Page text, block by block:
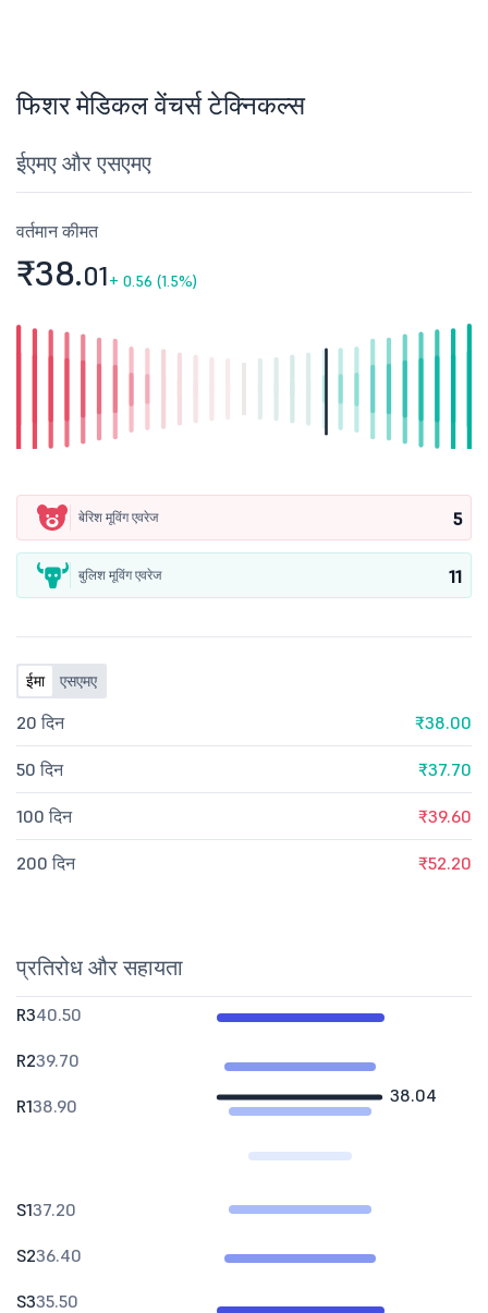
फिशर मेडिकल वेंचर्स टेक्निकल्स
ईएमए और एसएमए
वर्तमान कीमत
₹38.01+ 0.56 (1.5%)
बेरिश मूविंग एवरेज 5
बुलिश मूविंग एवरेज 11
ईमा एसएमए
20 दिन ₹38.00
50 दिन ₹37.70
100 दिन ₹39.60
200 दिन ₹52.20
प्रतिरोध और सहायता
38.04
R340.50
R239.70
R138.90
S137.20
S236.40
S335.50